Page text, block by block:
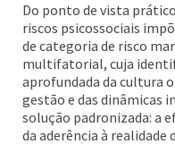
Do ponto de vista
riscos psicossociais
de categoria de risco
multifatorial, cuja
aprofundada da cultura
gestão e das dinâmicas
solução padronizada: a
da aderência à realidade